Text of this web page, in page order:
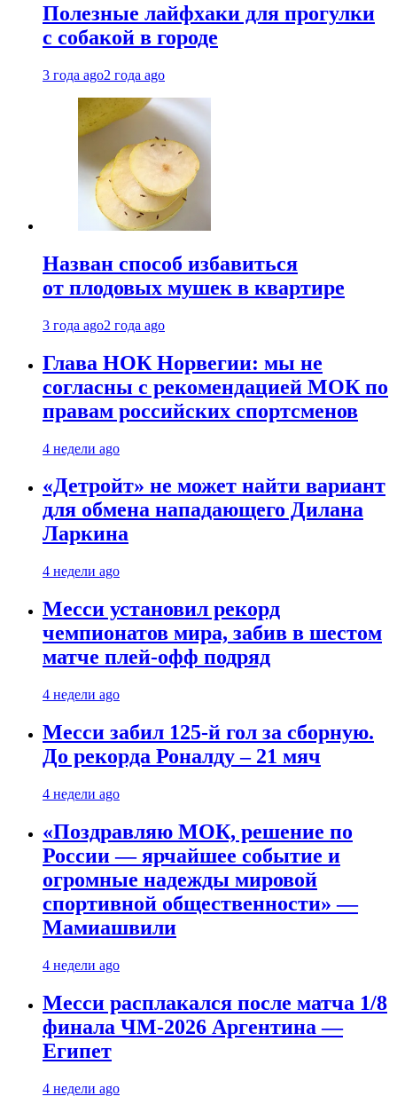
Полезные лайфхаки для прогулки
с собакой в городе
3 года ago2 года ago
Назван способ избавиться
от плодовых мушек в квартире
3 года ago2 года ago
Глава НОК Норвегии: мы не
согласны с рекомендацией МОК по
правам российских спортсменов
4 недели ago
«Детройт» не может найти вариант
для обмена нападающего Дилана
Ларкина
4 недели ago
Месси установил рекорд
чемпионатов мира, забив в шестом
матче плей‑офф подряд
4 недели ago
Месси забил 125-й гол за сборную.
До рекорда Роналду – 21 мяч
4 недели ago
«Поздравляю МОК, решение по
России — ярчайшее событие и
огромные надежды мировой
спортивной общественности» —
Мамиашвили
4 недели ago
Месси расплакался после матча 1/8
финала ЧМ-2026 Аргентина —
Египет
4 недели ago